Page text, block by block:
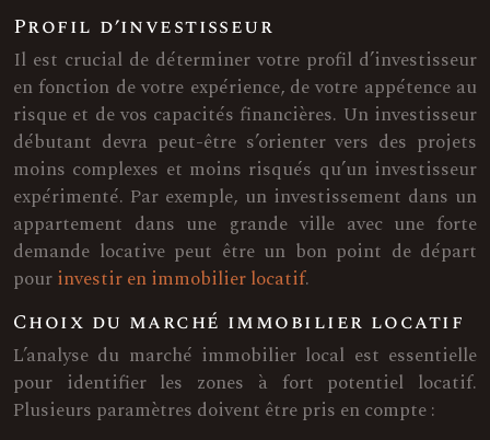
Profil d’investisseur
Il est crucial de déterminer votre profil d’investisseur
en fonction de votre expérience, de votre appétence au
risque et de vos capacités financières. Un investisseur
débutant devra peut-être s’orienter vers des projets
moins complexes et moins risqués qu’un investisseur
expérimenté. Par exemple, un investissement dans un
appartement dans une grande ville avec une forte
demande locative peut être un bon point de départ
pourinvestir en immobilier locatif.
Choix du marché immobilier locatif
L’analyse du marché immobilier local est essentielle
pour identifier les zones à fort potentiel locatif.
Plusieurs paramètres doivent être pris en compte :